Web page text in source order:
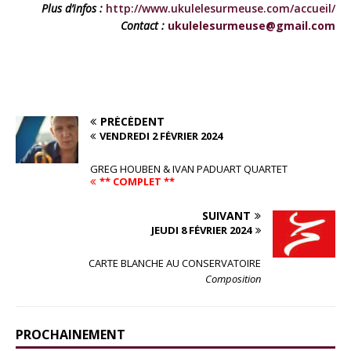
Plus d’infos : http://www.ukulelesurmeuse.com/accueil/
Contact : ukulelesurmeuse@gmail.com
PRÉCÉDENT
VENDREDI 2 FÉVRIER 2024
GREG HOUBEN & IVAN PADUART QUARTET
** COMPLET **
SUIVANT
JEUDI 8 FÉVRIER 2024
CARTE BLANCHE AU CONSERVATOIRE
Composition
PROCHAINEMENT